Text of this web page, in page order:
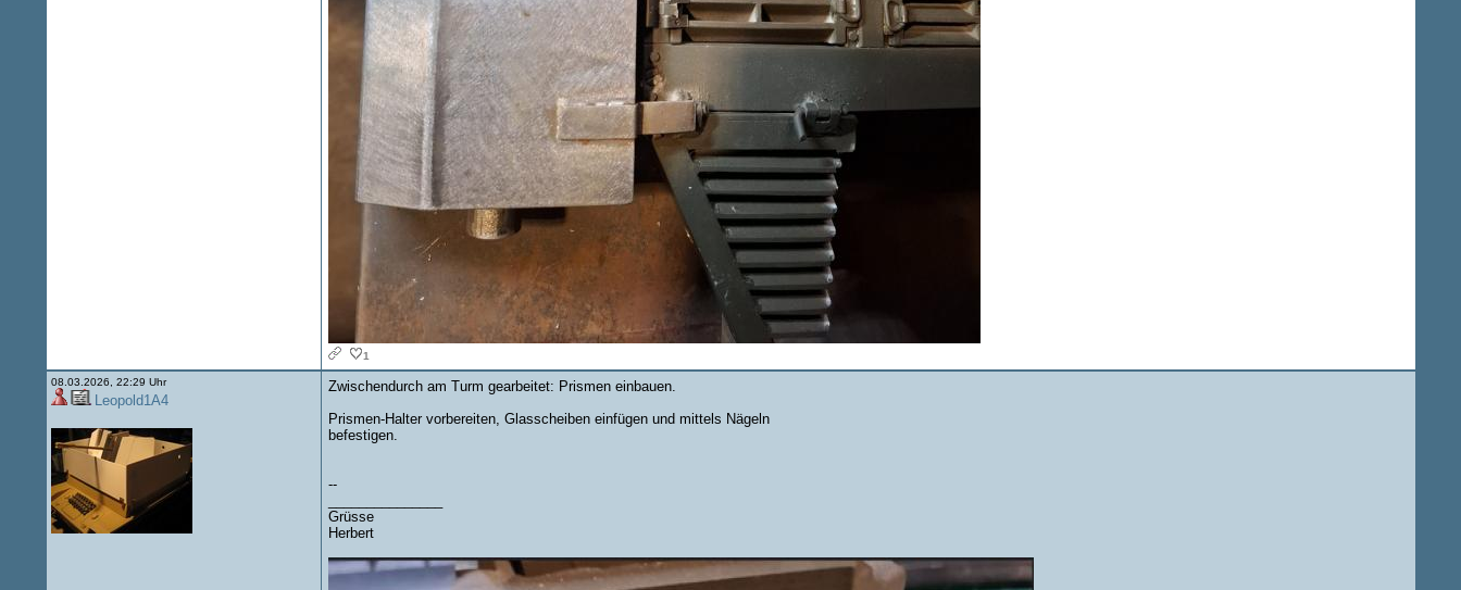
1
08.03.2026, 22:29 Uhr
Leopold1A4
Zwischendurch am Turm gearbeitet: Prismen einbauen.
Prismen-Halter vorbereiten, Glasscheiben einfügen und mittels Nägeln
befestigen.
--
Grüsse
Herbert